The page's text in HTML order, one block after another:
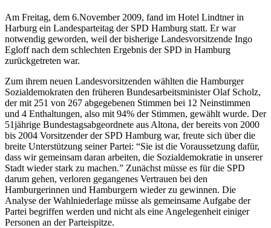
Am Freitag, dem 6.November 2009, fand im Hotel Lindtner in
Harburg ein Landesparteitag der SPD Hamburg statt. Er war
notwendig geworden, weil der bisherige Landesvorsitzende Ingo
Egloff nach dem schlechten Ergebnis der SPD in Hamburg
zurückgetreten war.
Zum ihrem neuen Landesvorsitzenden wählten die Hamburger
Sozialdemokraten den früheren Bundesarbeitsminister Olaf Scholz,
der mit 251 von 267 abgegebenen Stimmen bei 12 Neinstimmen
und 4 Enthaltungen, also mit 94% der Stimmen, gewählt wurde. Der
51jährige Bundestagsabgeordnete aus Altona, der bereits von 2000
bis 2004 Vorsitzender der SPD Hamburg war, freute sich über die
breite Unterstützung seiner Partei: “Sie ist die Voraussetzung dafür,
dass wir gemeinsam daran arbeiten, die Sozialdemokratie in unserer
Stadt wieder stark zu machen.” Zunächst müsse es für die SPD
darum gehen, verloren gegangenes Vertrauen bei den
Hamburgerinnen und Hamburgern wieder zu gewinnen. Die
Analyse der Wahlniederlage müsse als gemeinsame Aufgabe der
Partei begriffen werden und nicht als eine Angelegenheit einiger
Personen an der Parteispitze.